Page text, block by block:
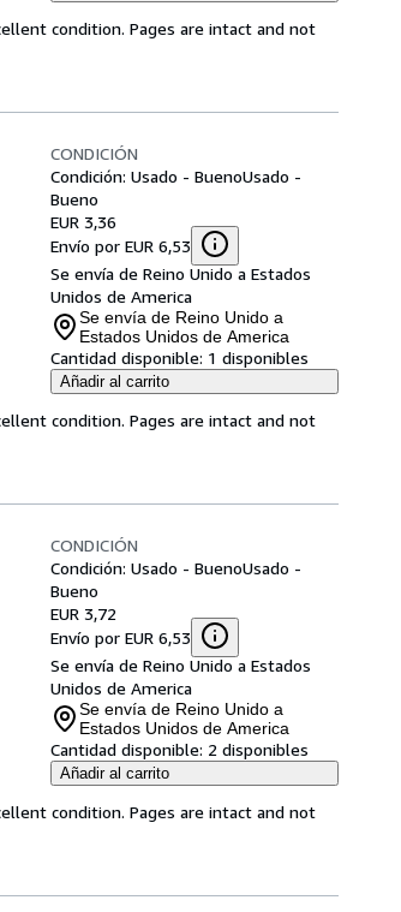
condition. Pages are intact and not
CONDICIÓN
Condición: Usado - BuenoUsado -
Bueno
EUR 3,36
Envío por EUR 6,53
Se envía de Reino Unido a Estados
Unidos de America
Se envía de Reino Unido a
Estados Unidos de America
Cantidad disponible: 1 disponibles
Añadir al carrito
condition. Pages are intact and not
CONDICIÓN
Condición: Usado - BuenoUsado -
Bueno
EUR 3,72
Envío por EUR 6,53
Se envía de Reino Unido a Estados
Unidos de America
Se envía de Reino Unido a
Estados Unidos de America
Cantidad disponible: 2 disponibles
Añadir al carrito
condition. Pages are intact and not